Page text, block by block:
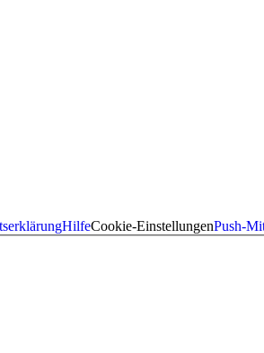
HilfeCookie-EinstellungenPush-